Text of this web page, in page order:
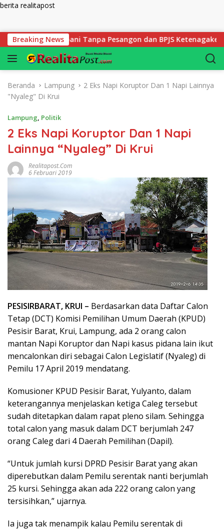
berita realitapost
Breaking News
Rabbani Tanpa Pesangon dan BPJS Ketenagakerjaan
Beranda Lampung
2 Eks Napi Koruptor Dan 1 Napi Lainnya
"Nyaleg" Di Krui
Lampung, Politik
2 Eks Napi Koruptor Dan 1 Napi
Lainnya “Nyaleg” Di Krui
Realitapost.com
6 Februari 2019
PESISIRBARAT, KRUI – Berdasarkan data Daftar Calon
Tetap (DCT) Komisi Pemilihan Umum Daerah (KPUD)
Pesisir Barat, Krui, Lampung, ada 2 orang calon
mantan Napi Koruptor dan Napi kasus pidana lain ikut
mencalonkan diri sebagai Calon Legislatif (Nyaleg) di
Pemilu 17 April 2019 mendatang.
Komusioner KPUD Pesisir Barat, Yulyanto, dalam
keterangannya menjelaskan ketiga Caleg tersebut
sudah ditetapkan dalam rapat pleno silam. Sehingga
total calon yang masuk dalam DCT berjumlah 247
orang Caleg dari 4 Daerah Pemilihan (Dapil).
“Untuk jumlah kursi DPRD Pesisir Barat yang akan
diperebutkan dalam Pemilu serentak nanti berjumlah
25 kursi. Sehingga akan ada 222 orang calon yang
tersisihkan,” ujarnya.
Ia juga tak menampik kalau Pemilu serentak di